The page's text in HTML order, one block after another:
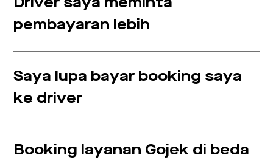
Driver saya meminta
pembayaran lebih
Saya lupa bayar booking saya
ke driver
Booking layanan Gojek di beda